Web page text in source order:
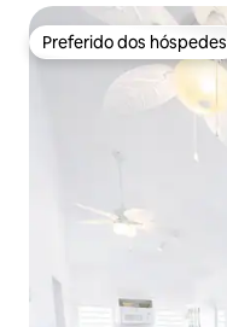
Preferido dos hóspedes
Preferido dos hóspedes